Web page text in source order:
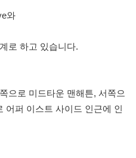
와
로 하고 있습니다.
으로 미드타운 맨해튼, 서쪽으
어퍼 이스트 사이드 인근에 인